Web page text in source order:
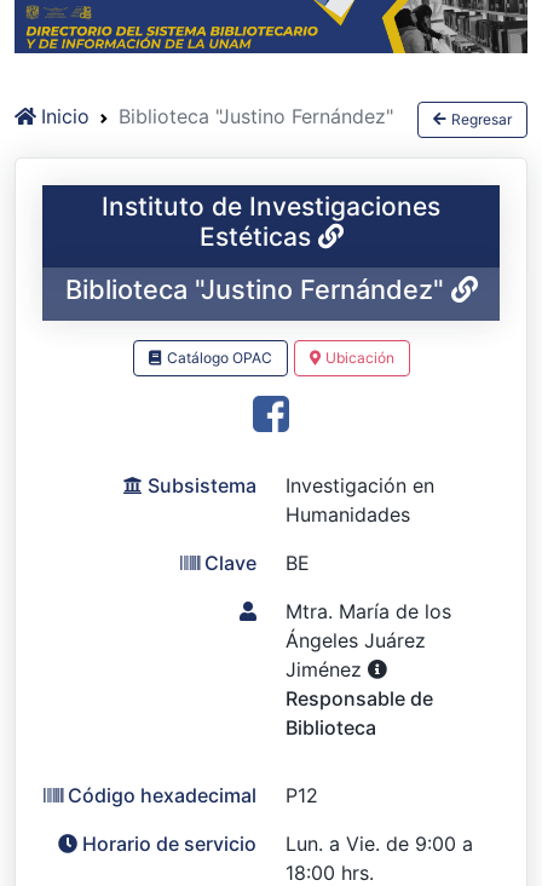
Regresar
Inicio Biblioteca "Justino Fernández"
Instituto de Investigaciones
Estéticas
Biblioteca "Justino Fernández"
Catálogo OPAC Ubicación
Subsistema
Investigación en
Humanidades
Clave
BE
Mtra. María de los
Ángeles Juárez
Jiménez
Responsable de
Biblioteca
Código hexadecimal
P12
Horario de servicio
Lun. a Vie. de 9:00 a
18:00 hrs.